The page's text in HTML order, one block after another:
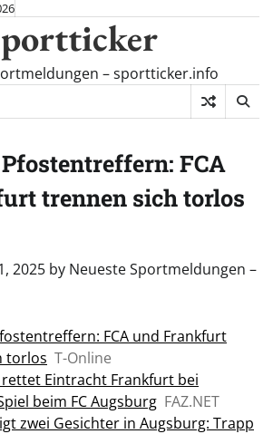
– sportticker.info
FCA
trennen sich torlos
2025 by Neueste Sportmeldungen –
FCA und Frankfurt
torlos T-Online
rettet Eintracht Frankfurt bei
beim FC Augsburg FAZ.NET
zwei Gesichter in Augsburg: Trapp